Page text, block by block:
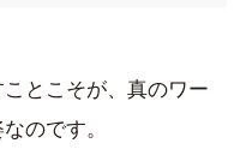
とこそが、真のワー
のです。